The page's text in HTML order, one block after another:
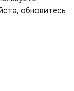
обновитесь